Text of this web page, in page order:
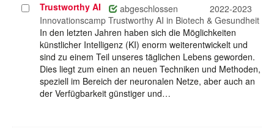
Projekt
auswählen
Trustworthy AI abgeschlossen
2022-2023
Innovationscamp Trustworthy AI in Biotech & Gesundheit
In den letzten Jahren haben sich die Möglichkeiten
künstlicher Intelligenz (KI) enorm weiterentwickelt und
sind zu einem Teil unseres täglichen Lebens geworden.
Dies liegt zum einen an neuen Techniken und Methoden,
speziell im Bereich der neuronalen Netze, aber auch an
der Verfügbarkeit günstiger und…